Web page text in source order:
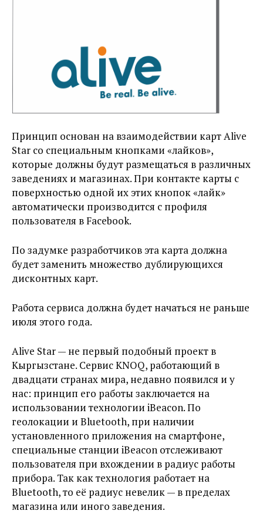
Принцип основан на взаимодействии карт Alive
Star со специальным кнопками «лайков»,
которые должны будут размещаться в различных
заведениях и магазинах. При контакте карты с
поверхностью одной их этих кнопок «лайк»
автоматически производится с профиля
пользователя в Facebook.
По задумке разработчиков эта карта должна
будет заменить множество дублирующихся
дисконтных карт.
Работа сервиса должна будет начаться не раньше
июля этого года.
Alive Star — не первый подобный проект в
Кыргызстане. Сервис KNOQ, работающий в
двадцати странах мира, недавно появился и у
нас: принцип его работы заключается на
использовании технологии iBeacon. По
геолокации и Bluetooth, при наличии
установленного приложения на смартфоне,
специальные станции iBeacon отслеживают
пользователя при вхождении в радиус работы
прибора. Так как технология работает на
Bluetooth, то её радиус невелик — в пределах
магазина или иного заведения.